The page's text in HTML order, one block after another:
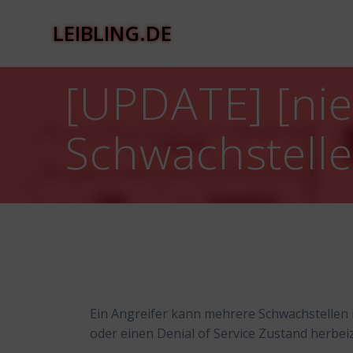
LEIBLING.DE
[UPDATE]
Ein Angreifer kann mehrere
oder einen Denial of Service Zustand